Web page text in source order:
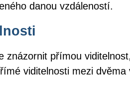
danou vzdáleností.
znázornit přímou
viditelnosti mezi dvěma